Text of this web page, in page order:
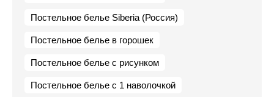
Постельное белье Siberia (Россия)
Постельное белье в горошек
Постельное белье с рисунком
Постельное белье с 1 наволочкой